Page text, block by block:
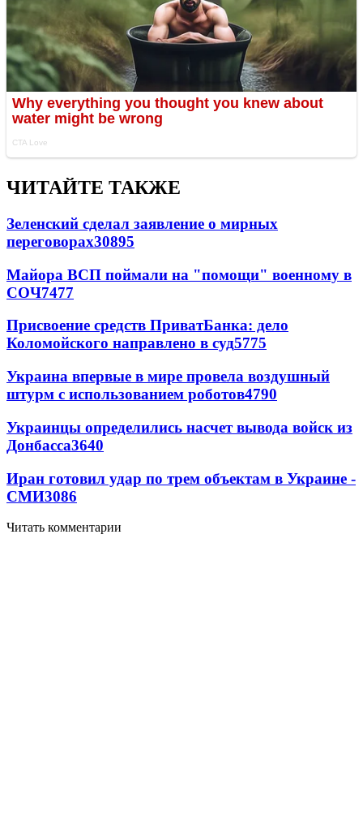
ЧИТАЙТЕ ТАКЖЕ
Зеленский сделал заявление о мирных
переговорах30895
Майора ВСП поймали на "помощи" военному в
СОЧ7477
Присвоение средств ПриватБанка: дело
Коломойского направлено в суд5775
Украина впервые в мире провела воздушный
штурм с использованием роботов4790
Украинцы определились насчет вывода войск из
Донбасса3640
Иран готовил удар по трем объектам в Украине -
СМИ3086
Читать комментарии